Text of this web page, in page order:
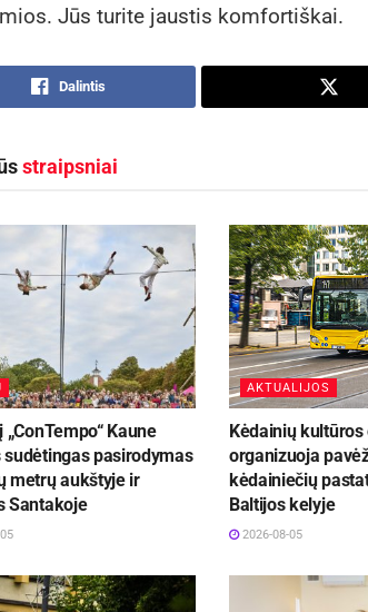
Jūs turite jaustis komfortiškai.
Dalintis
straipsniai
„ConTempo“ Kaune
sudėtingas pasirodymas
metrų aukštyje ir
Santakoje
AKTUALIJOS
Kėdainių kultūros
organizuoja
kėdainiečių
Baltijos kelyje
2026-08-05